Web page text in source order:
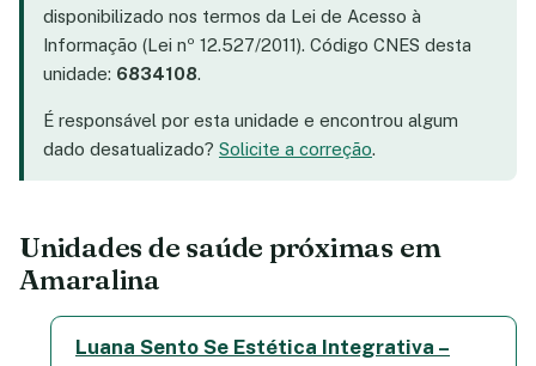
disponibilizado nos termos da Lei de Acesso à
Informação (Lei nº 12.527/2011). Código CNES desta
unidade: 6834108.
É responsável por esta unidade e encontrou algum
dado desatualizado? Solicite a correção.
Unidades de saúde próximas em
Amaralina
Luana Sento Se Estética Integrativa –